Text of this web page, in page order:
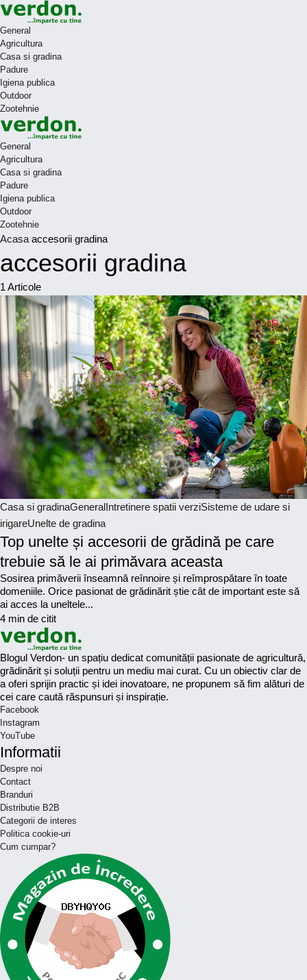
General
Agricultura
Casa si gradina
Padure
Igiena publica
Outdoor
Zootehnie
General
Agricultura
Casa si gradina
Padure
Igiena publica
Outdoor
Zootehnie
Acasa accesorii gradina
accesorii gradina
1 Articole
Casa si gradinaGeneral Intretinere spatii verziSisteme de udare si
irigareUnelte de gradina
Top unelte și accesorii de grădină pe care
trebuie să le ai primăvara aceasta
Sosirea primăverii înseamnă reînnoire și reîmprospătare în toate
domeniile. Orice pasionat de grădinărit știe cât de important este să
ai acces la uneltele...
4 min de citit
Blogul Verdon- un spațiu dedicat comunității pasionate de agricultură,
grădinărit și soluții pentru un mediu mai curat. Cu un obiectiv clar de
a oferi sprijin practic și idei inovatoare, ne propunem să fim alături de
cei care caută răspunsuri și inspirație.
Facebook
Instagram
YouTube
Informatii
Despre noi
Contact
Branduri
Distributie B2B
Categorii de interes
Politica cookie-uri
Cum cumpar?